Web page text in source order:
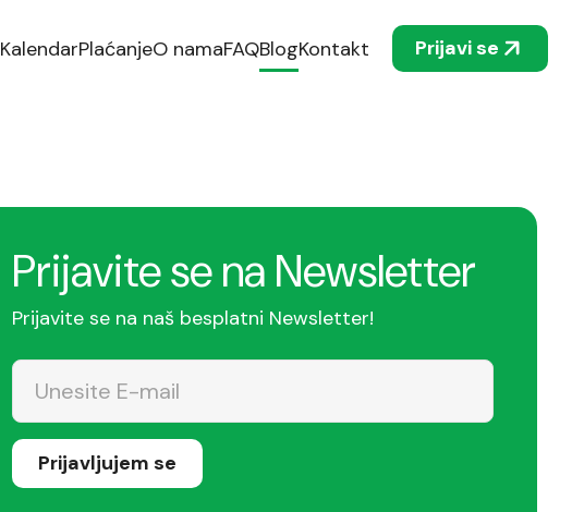
KalendarPlaćanjeO namaFAQBlogKontakt Prijavi se
Prijavite se na Newsletter
Prijavite se na naš besplatni Newsletter!
Prijavljujem se